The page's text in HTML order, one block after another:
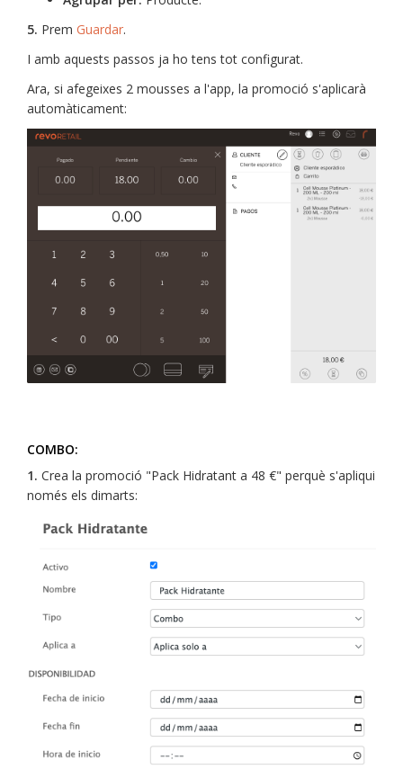
5. Prem Guardar.
I amb aquests passos ja ho tens tot configurat.
Ara, si afegeixes 2 mousses a l'app, la promoció s'aplicarà
automàticament:
COMBO:
1. Crea la promoció "Pack Hidratant a 48 €" perquè s'apliqui
només els dimarts: